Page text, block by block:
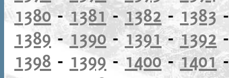
1380-1381-1382 -1383
1389 - 1390-1391-1392
1398 - 1399-1400-1401